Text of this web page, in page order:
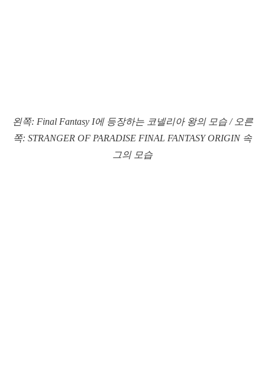
왼쪽: Final Fantasy I에 등장하는 코넬리아 왕의 모습 / 오른
쪽: STRANGER OF PARADISE FINAL FANTASY ORIGIN 속
그의 모습